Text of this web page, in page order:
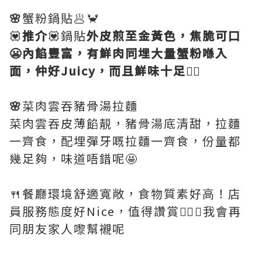
🌸蟹粉鍋貼🥟🦀
💟推介💟鍋貼外皮煎至金黃色，焦脆可口
😬內餡豐富，有鮮肉同埋大量蟹粉喺入
面，仲好Juicy，而且鮮味十足👍🏻
🌸菜肉雲吞豬骨湯拉麵
菜肉雲吞皮薄餡靚，豬骨湯底清甜，拉麵
一齊食，配埋彈牙嘅拉麵一齊食，份量都
幾足夠，味道唔錯呢🤩
🍴餐廳環境舒適寬敞，食物質素好高！店
員服務態度好Nice，值得讚賞👍🏻😬我會再
同朋友家人嚟幫襯呢